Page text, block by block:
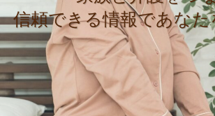
信頼できる情報であな
信頼できる情報であな
信頼できる情報であな